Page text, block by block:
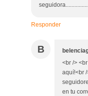
Responder
B
<br />
aquí!<br
en tu